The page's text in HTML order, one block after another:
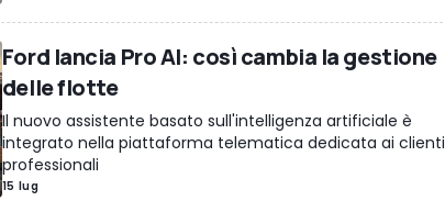
Ford lancia Pro AI: così cambia la gestione
delle flotte
Il nuovo assistente basato sull'intelligenza artificiale è
integrato nella piattaforma telematica dedicata ai clienti
professionali
15 lug